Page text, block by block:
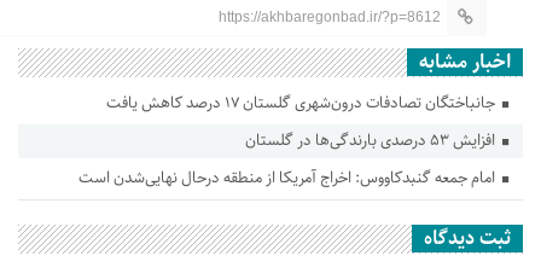
https://akhbaregonbad.ir/?p=8612
اخبار مشابه
جانباختگان تصادفات درون‌شهری گلستان ۱۷ درصد کاهش یافت
افزایش ۵۳ درصدی بارندگی‌ها در گلستان
امام جمعه گنبدکاووس: اخراج آمریکا از منطقه درحال نهایی‌شدن است
ثبت دیدگاه